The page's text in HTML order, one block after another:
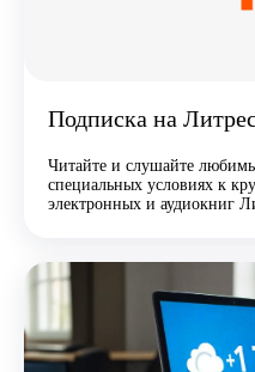
Подписка на
Читайте и слушайте
специальных условиях к
электронных и аудиокниг